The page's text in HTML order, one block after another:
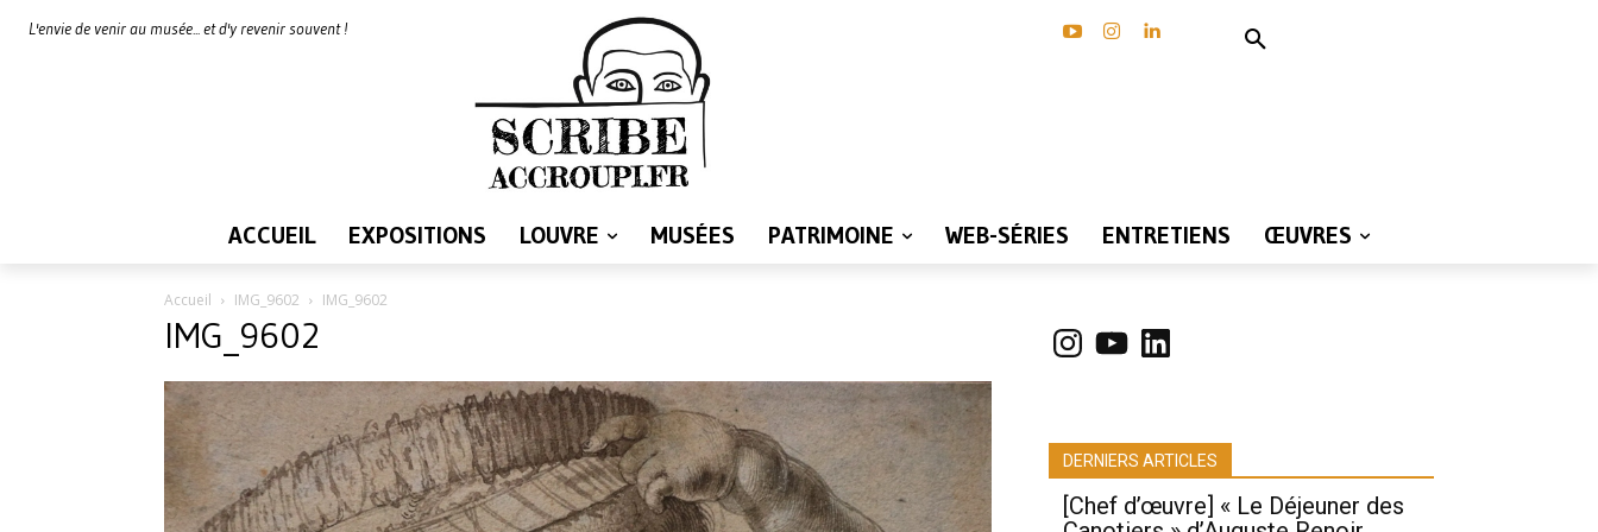
L'envie de venir au musée... et d'y revenir souvent !
ACCUEIL EXPOSITIONS LOUVRE MUSÉES PATRIMOINE WEB-SÉRIES ENTRETIENS ŒUVRES
Accueil IMG_9602 IMG_9602
IMG_9602 Instagram
YouTubeLinkedIn
DERNIERS ARTICLES
[Chef d’œuvre] « Le Déjeuner des